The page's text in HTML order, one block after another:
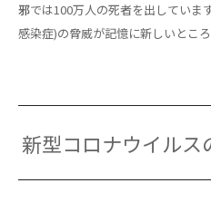
邪では100万人の死者を出していま
感染症)の脅威が記憶に新しいところ
新型コロナウイルス